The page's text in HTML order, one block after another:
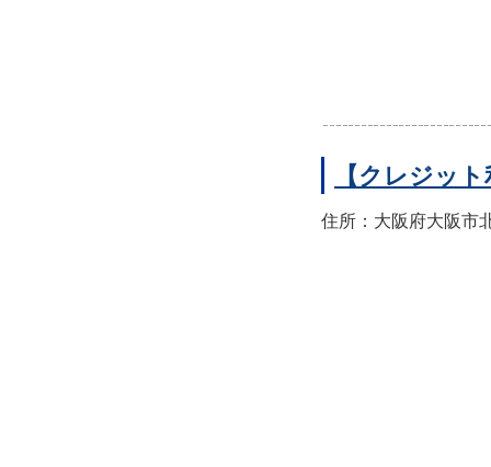
【クレジッ
住所：大阪府大阪市